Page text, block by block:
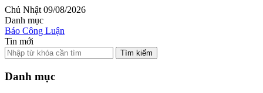
Chủ Nhật 09/08/2026
Danh mục
Báo Công Luận
Tin mới
Tìm kiếm
Danh mục